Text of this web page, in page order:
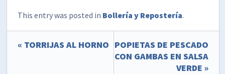
This entry was posted in Bollería y Repostería.
« TORRIJAS AL HORNO POPIETAS DE PESCADO
CON GAMBAS EN SALSA
VERDE »